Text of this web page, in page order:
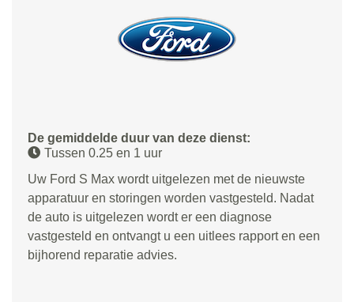
De gemiddelde duur van deze dienst:
Tussen 0.25 en 1 uur
Uw Ford S Max wordt uitgelezen met de nieuwste
apparatuur en storingen worden vastgesteld. Nadat
de auto is uitgelezen wordt er een diagnose
vastgesteld en ontvangt u een uitlees rapport en een
bijhorend reparatie advies.